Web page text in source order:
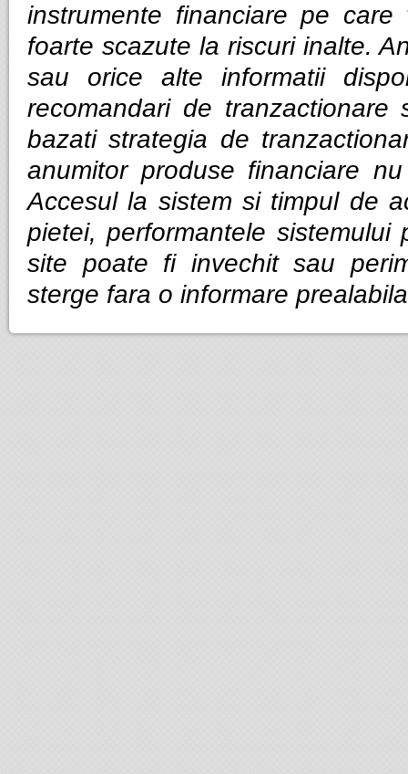
instrumente financiare pe
foarte scazute la riscuri inalte.
sau orice alte informatii
recomandari de
bazati strategia de
anumitor produse financiare
Accesul la sistem si timpul de
pietei, performantele
site poate fi invechit sau
sterge fara o informare